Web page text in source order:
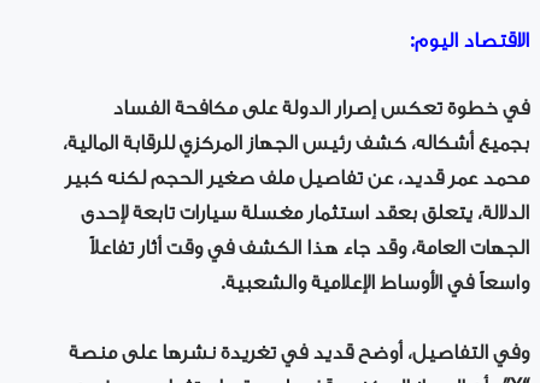
الاقتصاد اليوم:
في خطوة تعكس إصرار الدولة على مكافحة الفساد
بجميع أشكاله، كشف رئيس الجهاز المركزي للرقابة المالية،
محمد عمر قديد، عن تفاصيل ملف صغير الحجم لكنه كبير
الدلالة، يتعلق بعقد استثمار مغسلة سيارات تابعة لإحدى
الجهات العامة، وقد جاء هذا الكشف في وقت أثار تفاعلاً
واسعاً في الأوساط الإعلامية والشعبية.
وفي التفاصيل، أوضح قديد في تغريدة نشرها على منصة